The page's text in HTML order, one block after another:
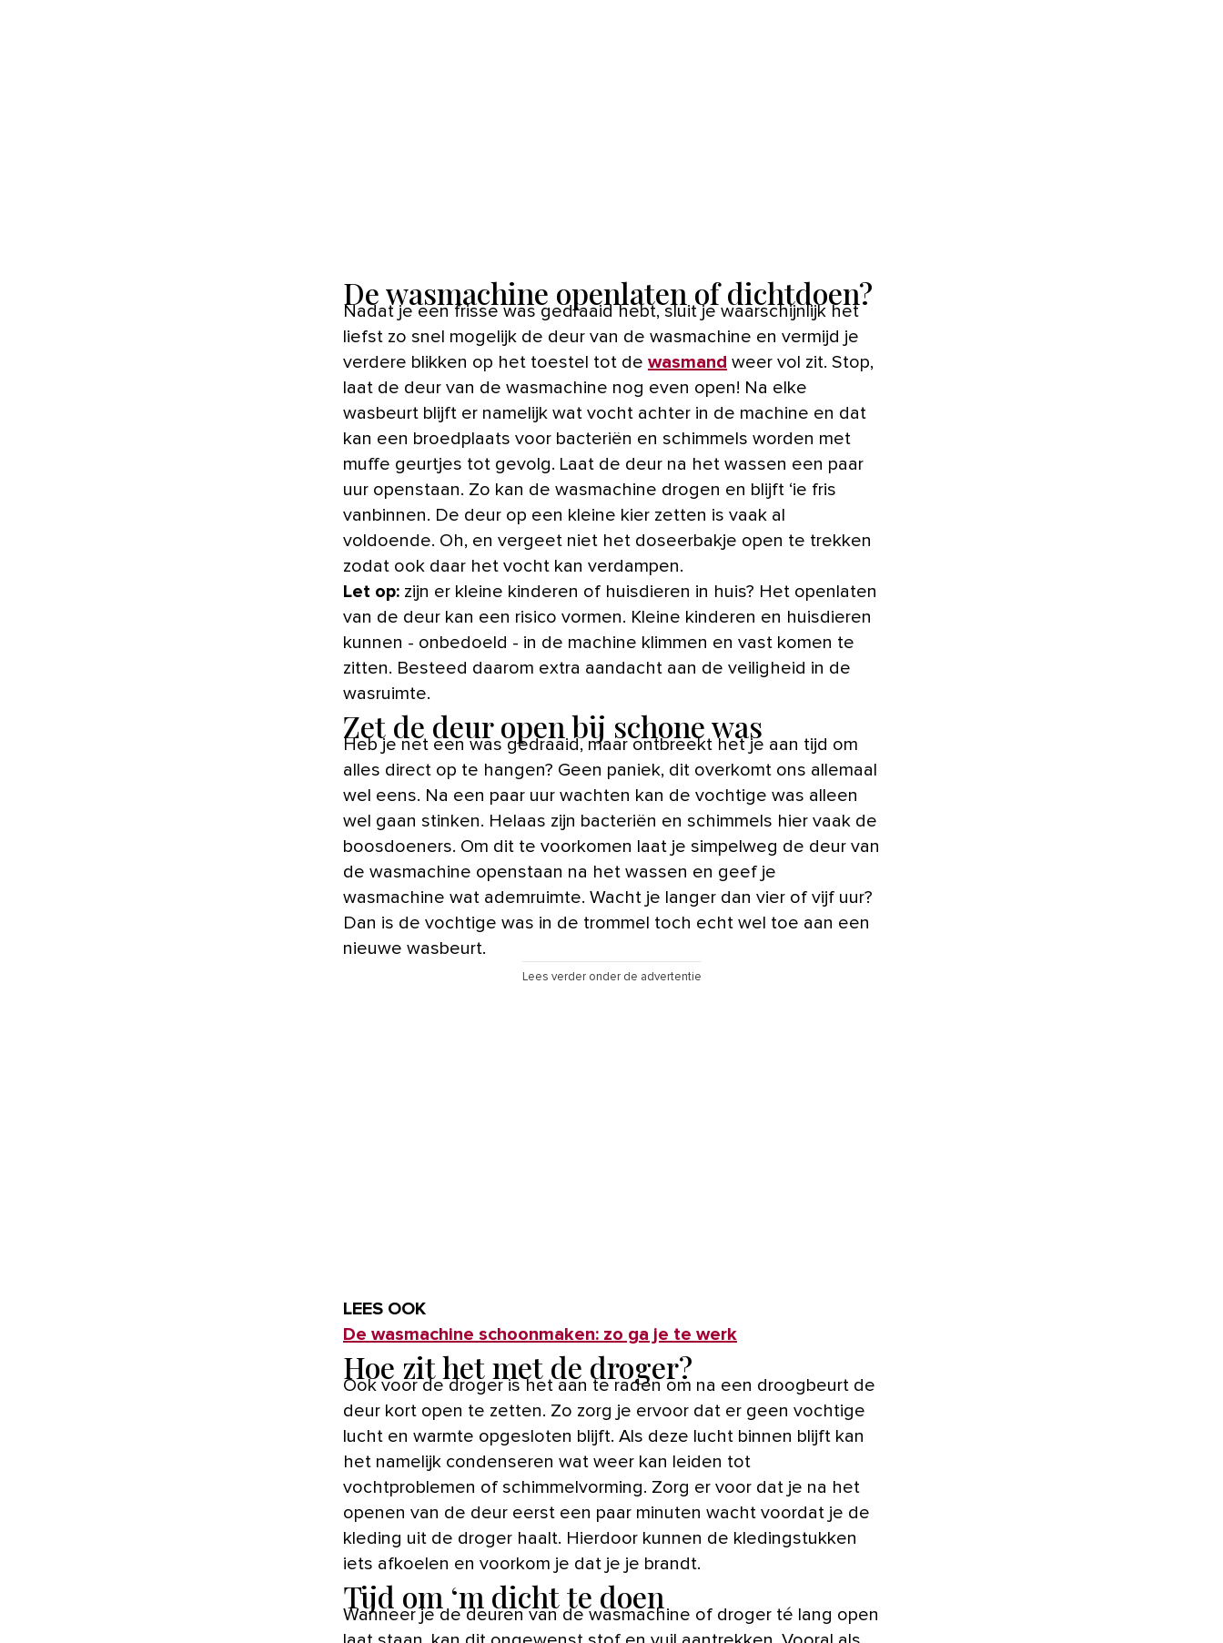
De wasmachine openlaten of dichtdoen?
Nadat je een frisse was gedraaid hebt, sluit je waarschijnlijk het
liefst zo snel mogelijk de deur van de wasmachine en vermijd je
verdere blikken op het toestel tot de wasmand weer vol zit. Stop,
laat de deur van de wasmachine nog even open! Na elke
wasbeurt blijft er namelijk wat vocht achter in de machine en dat
kan een broedplaats voor bacteriën en schimmels worden met
muffe geurtjes tot gevolg. Laat de deur na het wassen een paar
uur openstaan. Zo kan de wasmachine drogen en blijft ‘ie fris
vanbinnen. De deur op een kleine kier zetten is vaak al
voldoende. Oh, en vergeet niet het doseerbakje open te trekken
zodat ook daar het vocht kan verdampen.
Let op: zijn er kleine kinderen of huisdieren in huis? Het openlaten
van de deur kan een risico vormen. Kleine kinderen en huisdieren
kunnen - onbedoeld - in de machine klimmen en vast komen te
zitten. Besteed daarom extra aandacht aan de veiligheid in de
wasruimte.
Zet de deur open bij schone was
Heb je net een was gedraaid, maar ontbreekt het je aan tijd om
alles direct op te hangen? Geen paniek, dit overkomt ons allemaal
wel eens. Na een paar uur wachten kan de vochtige was alleen
wel gaan stinken. Helaas zijn bacteriën en schimmels hier vaak de
boosdoeners. Om dit te voorkomen laat je simpelweg de deur van
de wasmachine openstaan na het wassen en geef je
wasmachine wat ademruimte. Wacht je langer dan vier of vijf uur?
Dan is de vochtige was in de trommel toch echt wel toe aan een
nieuwe wasbeurt.
Lees verder onder de advertentie
LEES OOK
De wasmachine schoonmaken: zo ga je te werk
Hoe zit het met de droger?
Ook voor de droger is het aan te raden om na een droogbeurt de
deur kort open te zetten. Zo zorg je ervoor dat er geen vochtige
lucht en warmte opgesloten blijft. Als deze lucht binnen blijft kan
het namelijk condenseren wat weer kan leiden tot
vochtproblemen of schimmelvorming. Zorg er voor dat je na het
openen van de deur eerst een paar minuten wacht voordat je de
kleding uit de droger haalt. Hierdoor kunnen de kledingstukken
iets afkoelen en voorkom je dat je je brandt.
Tijd om ‘m dicht te doen
Wanneer je de deuren van de wasmachine of droger té lang open